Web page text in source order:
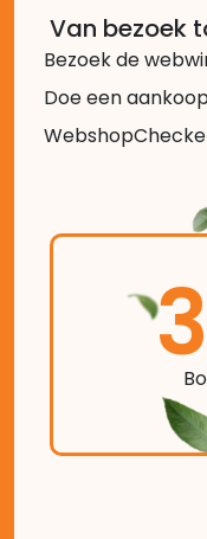
Van bezoek
Bezoek de
Doe een